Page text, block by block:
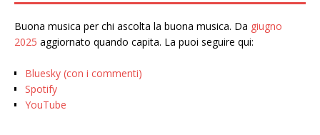
Buona musica per chi ascolta la buona musica. Da giugno
2025 aggiornato quando capita. La puoi seguire qui:
Bluesky (con i commenti)
Spotify
YouTube